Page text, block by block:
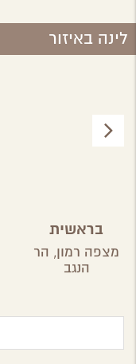
לינה באיזור
בראשית
מצפה רמון, הר
הנגב